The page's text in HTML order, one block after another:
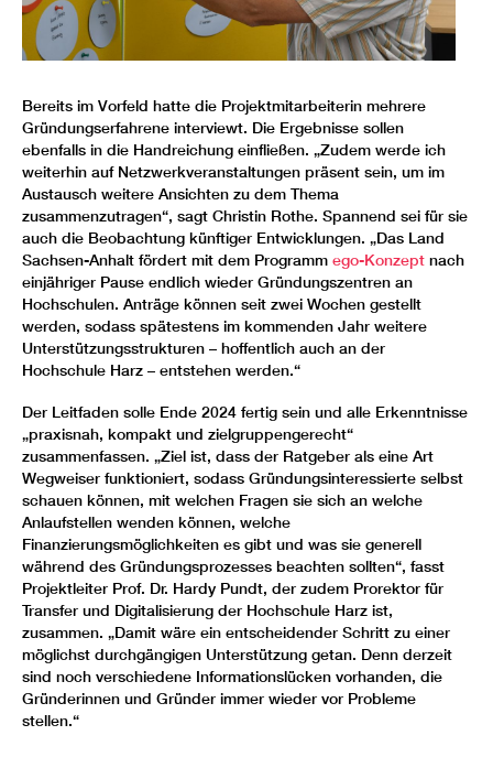
Bereits im Vorfeld hatte die Projektmitarbeiterin mehrere
Gründungserfahrene interviewt. Die Ergebnisse sollen
ebenfalls in die Handreichung einfließen. „Zudem werde ich
weiterhin auf Netzwerkveranstaltungen präsent sein, um im
Austausch weitere Ansichten zu dem Thema
zusammenzutragen“, sagt Christin Rothe. Spannend sei für sie
auch die Beobachtung künftiger Entwicklungen. „Das Land
Sachsen-Anhalt fördert mit dem Programm ego-Konzept nach
einjähriger Pause endlich wieder Gründungszentren an
Hochschulen. Anträge können seit zwei Wochen gestellt
werden, sodass spätestens im kommenden Jahr weitere
Unterstützungsstrukturen – hoffentlich auch an der
Hochschule Harz – entstehen werden.“
Der Leitfaden solle Ende 2024 fertig sein und alle Erkenntnisse
„praxisnah, kompakt und zielgruppengerecht“
zusammenfassen. „Ziel ist, dass der Ratgeber als eine Art
Wegweiser funktioniert, sodass Gründungsinteressierte selbst
schauen können, mit welchen Fragen sie sich an welche
Anlaufstellen wenden können, welche
Finanzierungsmöglichkeiten es gibt und was sie generell
während des Gründungsprozesses beachten sollten“, fasst
Projektleiter Prof. Dr. Hardy Pundt, der zudem Prorektor für
Transfer und Digitalisierung der Hochschule Harz ist,
zusammen. „Damit wäre ein entscheidender Schritt zu einer
möglichst durchgängigen Unterstützung getan. Denn derzeit
sind noch verschiedene Informationslücken vorhanden, die
Gründerinnen und Gründer immer wieder vor Probleme
stellen.“